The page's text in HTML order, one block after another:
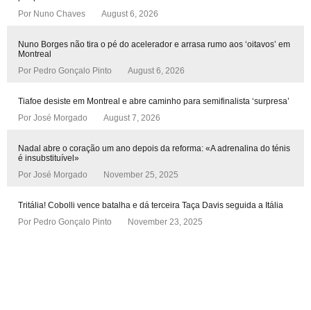
Por Nuno Chaves August 6, 2026
Nuno Borges não tira o pé do acelerador e arrasa rumo aos ‘oitavos’ em
Montreal
Por Pedro Gonçalo Pinto August 6, 2026
Tiafoe desiste em Montreal e abre caminho para semifinalista ‘surpresa’
Por José Morgado August 7, 2026
Nadal abre o coração um ano depois da reforma: «A adrenalina do ténis
é insubstituível»
Por José Morgado November 25, 2025
Tritália! Cobolli vence batalha e dá terceira Taça Davis seguida a Itália
Por Pedro Gonçalo Pinto November 23, 2025